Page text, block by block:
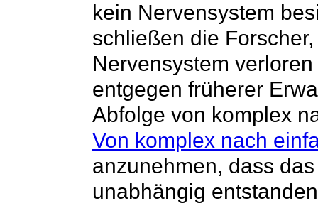
kein Nervensystem
schließen die
Nervensystem
entgegen früherer
Von komplex nach
anzunehmen, dass
unabhängig